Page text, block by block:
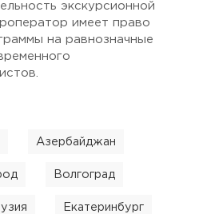
экскурсионной
имеет право
на равнозначные
Азербайджан
Волгоград
Екатеринбург